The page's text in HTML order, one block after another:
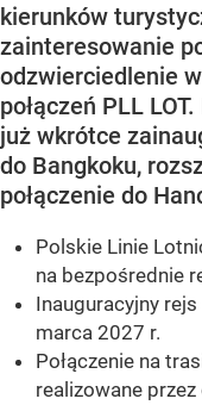
kierunków
zainteresowanie
odzwierciedlenie
połączeń PLL
już wkrótce
do Bangkoku,
połączenie do
Polskie Linie
na bezpośrednie
Inauguracyjny
marca 2027 r.
Połączenie na
realizowane